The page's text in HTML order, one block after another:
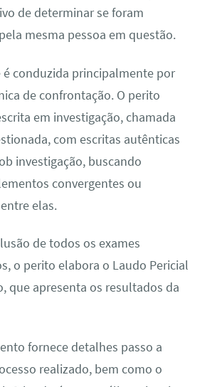
de determinar se foram
mesma pessoa em questão.
é conduzida principalmente por
de confrontação. O perito
em investigação, chamada
com escritas autênticas
investigação, buscando
convergentes ou
elas.
de todos os exames
o perito elabora o Laudo Pericial
que apresenta os resultados da
fornece detalhes passo a
realizado, bem como o